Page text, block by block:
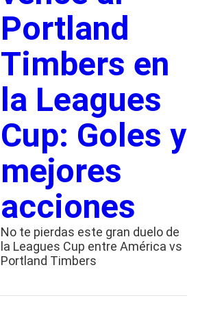
Portland
Timbers en
la Leagues
Cup: Goles y
mejores
acciones
No te pierdas este gran duelo de
la Leagues Cup entre América vs
Portland Timbers